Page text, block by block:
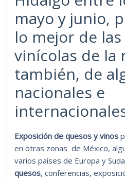
mayo y junio,
lo mejor de las
vinícolas de la
también, de
nacionales e
Exposición de quesos y vinos
en otras zonas de México,
varios países de Europa y
quesos, conferencias,